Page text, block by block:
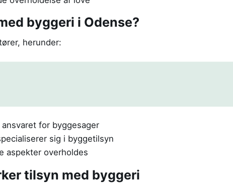
byggeri i Odense?
herunder:
for byggesager
sig i byggetilsyn
aspekter overholdes
tilsyn med byggeri